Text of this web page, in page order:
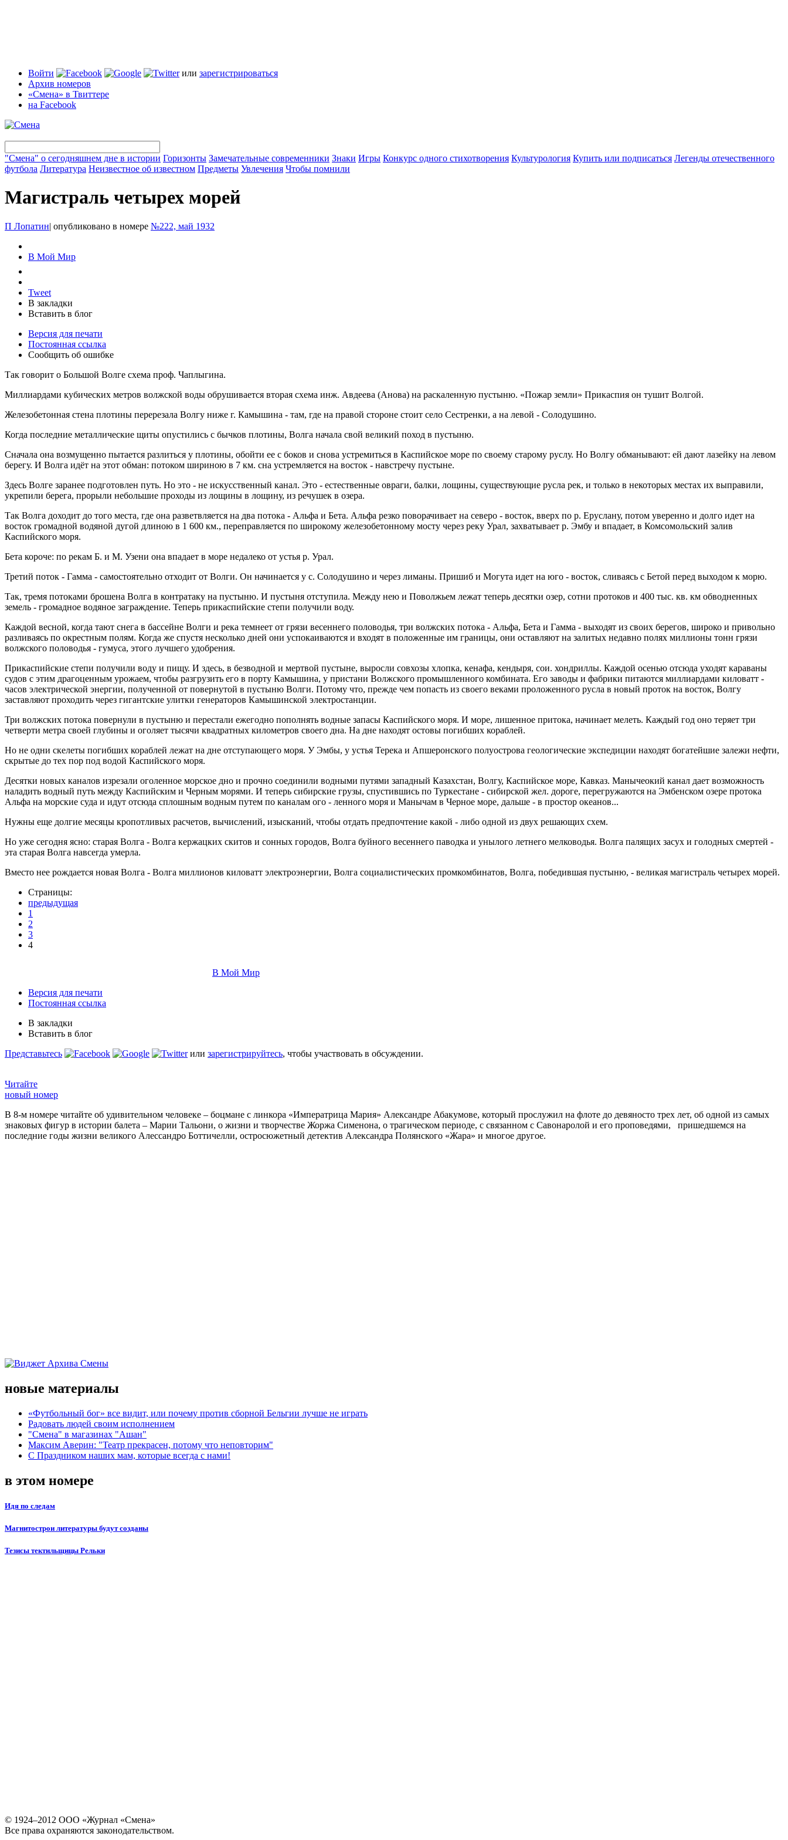
Войти или зарегистрироваться
Архив номеров
«Смена» в Твиттере
на Facebook
"Смена" о сегодняшнем дне в истории Горизонты Замечательные современники Знаки Игры Конкурс одного стихотворения Культурология Купить или подписаться Легенды отечественного
футбола Литература Неизвестное об известном Предметы Увлечения Чтобы помнили
Магистраль четырех морей
П Лопатин| опубликовано в номере №222, май 1932
В Мой Мир
Tweet
В закладки
Вставить в блог
Версия для печати
Постоянная ссылка
Сообщить об ошибке
Так говорит о Большой Волге схема проф. Чаплыгина.
Миллиардами кубических метров волжской воды обрушивается вторая схема инж. Авдеева (Анова) на раскаленную пустыню. «Пожар земли» Прикаспия он тушит Волгой.
Железобетонная стена плотины перерезала Волгу ниже г. Камышина - там, где на правой стороне стоит село Сестренки, а на левой - Солодушино.
Когда последние металлические щиты опустились с бычков плотины, Волга начала свой великий поход в пустыню.
Сначала она возмущенно пытается разлиться у плотины, обойти ее с боков и снова устремиться в Каспийское море по своему старому руслу. Но Волгу обманывают: ей дают лазейку на левом
берегу. И Волга идёт на этот обман: потоком шириною в 7 км. сна устремляется на восток - навстречу пустыне.
Здесь Волге заранее подготовлен путь. Но это - не искусственный канал. Это - естественные овраги, балки, лощины, существующие русла рек, и только в некоторых местах их выправили,
укрепили берега, прорыли небольшие проходы из лощины в лощину, из речушек в озера.
Так Волга доходит до того места, где она разветвляется на два потока - Альфа и Бета. Альфа резко поворачивает на северо - восток, вверх по р. Еруслану, потом уверенно и долго идет на
восток громадной водяной дугой длиною в 1 600 км., переправляется по широкому железобетонному мосту через реку Урал, захватывает р. Эмбу и впадает, в Комсомольский залив
Каспийского моря.
Бета короче: по рекам Б. и М. Узени она впадает в море недалеко от устья р. Урал.
Третий поток - Гамма - самостоятельно отходит от Волги. Он начинается у с. Солодушино и через лиманы. Пришиб и Могута идет на юго - восток, сливаясь с Бетой перед выходом к морю.
Так, тремя потоками брошена Волга в контратаку на пустыню. И пустыня отступила. Между нею и Поволжьем лежат теперь десятки озер, сотни протоков и 400 тыс. кв. км обводненных
земель - громадное водяное заграждение. Теперь прикаспийские степи получили воду.
Каждой весной, когда тают снега в бассейне Волги и река темнеет от грязи весеннего половодья, три волжских потока - Альфа, Бета и Гамма - выходят из своих берегов, широко и привольно
разливаясь по окрестным полям. Когда же спустя несколько дней они успокаиваются и входят в положенные им границы, они оставляют на залитых недавно полях миллионы тонн грязи
волжского половодья - гумуса, этого лучшего удобрения.
Прикаспийские степи получили воду и пищу. И здесь, в безводной и мертвой пустыне, выросли совхозы хлопка, кенафа, кендыря, сои. хондриллы. Каждой осенью отсюда уходят караваны
судов с этим драгоценным урожаем, чтобы разгрузить его в порту Камышина, у пристани Волжского промышленного комбината. Его заводы и фабрики питаются миллиардами киловатт -
часов электрической энергии, полученной от повернутой в пустыню Волги. Потому что, прежде чем попасть из своего веками проложенного русла в новый проток на восток, Волгу
заставляют проходить через гигантские улитки генераторов Камышинской электростанции.
Три волжских потока повернули в пустыню и перестали ежегодно пополнять водные запасы Каспийского моря. И море, лишенное притока, начинает мелеть. Каждый год оно теряет три
четверти метра своей глубины и оголяет тысячи квадратных километров своего дна. На дне находят остовы погибших кораблей.
Но не одни скелеты погибших кораблей лежат на дне отступающего моря. У Эмбы, у устья Терека и Апшеронского полуострова геологические экспедиции находят богатейшие залежи нефти,
скрытые до тех пор под водой Каспийского моря.
Десятки новых каналов изрезали оголенное морское дно и прочно соединили водными путями западный Казахстан, Волгу, Каспийское море, Кавказ. Манычеокий канал дает возможность
наладить водный путь между Каспийским и Черным морями. И теперь сибирские грузы, спустившись по Туркестане - сибирской жел. дороге, перегружаются на Эмбенском озере протока
Альфа на морские суда и идут отсюда сплошным водным путем по каналам ого - ленного моря и Манычам в Черное море, дальше - в простор океанов...
Нужны еще долгие месяцы кропотливых расчетов, вычислений, изысканий, чтобы отдать предпочтение какой - либо одной из двух решающих схем.
Но уже сегодня ясно: старая Волга - Волга кержацких скитов и сонных городов, Волга буйного весеннего паводка и унылого летнего мелководья. Волга палящих засух и голодных смертей -
эта старая Волга навсегда умерла.
Вместо нее рождается новая Волга - Волга миллионов киловатт электроэнергии, Волга социалистических промкомбинатов, Волга, победившая пустыню, - великая магистраль четырех морей.
Страницы:
предыдущая
1
2
3
4
В Мой Мир
Версия для печати
Постоянная ссылка
В закладки
Вставить в блог
Представьтесь
или зарегистрируйтесь, чтобы участвовать в обсуждении.
Читайте
новый номер
В 8-м номере читайте об удивительном человеке – боцмане с линкора «Императрица Мария» Александре Абакумове, который прослужил на флоте до девяносто трех лет, об одной из самых
знаковых фигур в истории балета – Марии Тальони, о жизни и творчестве Жоржа Сименона, о трагическом периоде, с связанном с Савонаролой и его проповедями, пришедшемся на
последние годы жизни великого Алессандро Боттичелли, остросюжетный детектив Александра Полянского «Жара» и многое другое.
новые материалы
«Футбольный бог» все видит, или почему против сборной Бельгии лучше не играть
Радовать людей своим исполнением
"Смена" в магазинах "Ашан"
Максим Аверин: "Театр прекрасен, потому что неповторим"
С Праздником наших мам, которые всегда с нами!
в этом номере
Идя по следам
Магнитострои литературы будут созданы
Тезисы тектильщицы Рельки
© 1924–2012 ООО «Журнал «Смена»
Все права охраняются законодательством.